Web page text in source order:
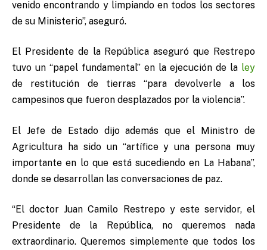
venido encontrando y limpiando en todos los sectores
de su Ministerio”, aseguró.
El Presidente de la República aseguró que Restrepo
tuvo un “papel fundamental” en la ejecución de la ley
de restitución de tierras “para devolverle a los
campesinos que fueron desplazados por la violencia”.
El Jefe de Estado dijo además que el Ministro de
Agricultura ha sido un “artífice y una persona muy
importante en lo que está sucediendo en La Habana”,
donde se desarrollan las conversaciones de paz.
“El doctor Juan Camilo Restrepo y este servidor, el
Presidente de la República, no queremos nada
extraordinario. Queremos simplemente que todos los